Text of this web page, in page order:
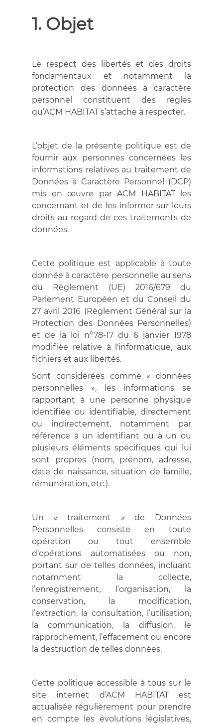
1. Objet
Le respect des libertés et des droits
fondamentaux et notamment la
protection des données à caractère
personnel constituent des règles
qu’ACM HABITAT s’attache à respecter.
L’objet de la présente politique est de
fournir aux personnes concernées les
informations relatives au traitement de
Données à Caractère Personnel (DCP)
mis en œuvre par ACM HABITAT les
concernant et de les informer sur leurs
droits au regard de ces traitements de
données.
Cette politique est applicable à toute
donnée à caractère personnelle au sens
du Règlement (UE) 2016/679 du
Parlement Européen et du Conseil du
27 avril 2016 (Règlement Général sur la
Protection des Données Personnelles)
et de la loi n°78-17 du 6 janvier 1978
modifiée relative à l'informatique, aux
fichiers et aux libertés.
Sont considérées comme « données
personnelles », les informations se
rapportant à une personne physique
identifiée ou identifiable, directement
ou indirectement, notamment par
référence à un identifiant ou à un ou
plusieurs éléments spécifiques qui lui
sont propres (nom, prénom, adresse,
date de naissance, situation de famille,
rémunération, etc.).
Un « traitement » de Données
Personnelles consiste en toute
opération ou tout ensemble
d’opérations automatisées ou non,
portant sur de telles données, incluant
notamment la collecte,
l’enregistrement, l’organisation, la
conservation, la modification,
l’extraction, la consultation, l’utilisation,
la communication, la diffusion, le
rapprochement, l’effacement ou encore
la destruction de telles données.
Cette politique accessible à tous sur le
site internet d’ACM HABITAT est
actualisée régulièrement pour prendre
en compte les évolutions législatives,